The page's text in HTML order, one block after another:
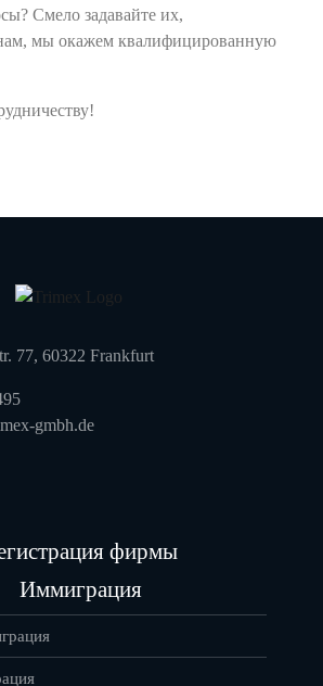
Смело задавайте их,
мы окажем квалифицированную
77, 60322 Frankfurt
gmbh.de
фирмы
Иммиграция